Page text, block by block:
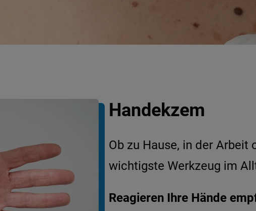
Hautarzt Wien
Permanent Make-up Entfernung
Milien
Narben
Psoriasis / Schuppenflechte
Prurigo nodularis
Vaginallaser
Warzen
Muttermalkontrolle
Hautverjüngung mit Laser
Handekzem
Ob zu Hause, in der
wichtigste Werkzeug im
Reagieren Ihre Hände